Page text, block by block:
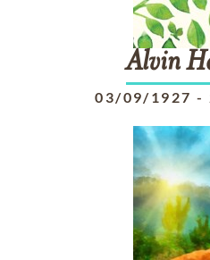
Alvin
03/09/1927 -